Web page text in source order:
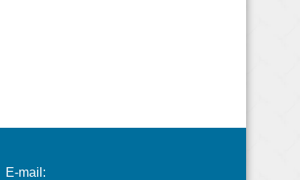
E-mail: